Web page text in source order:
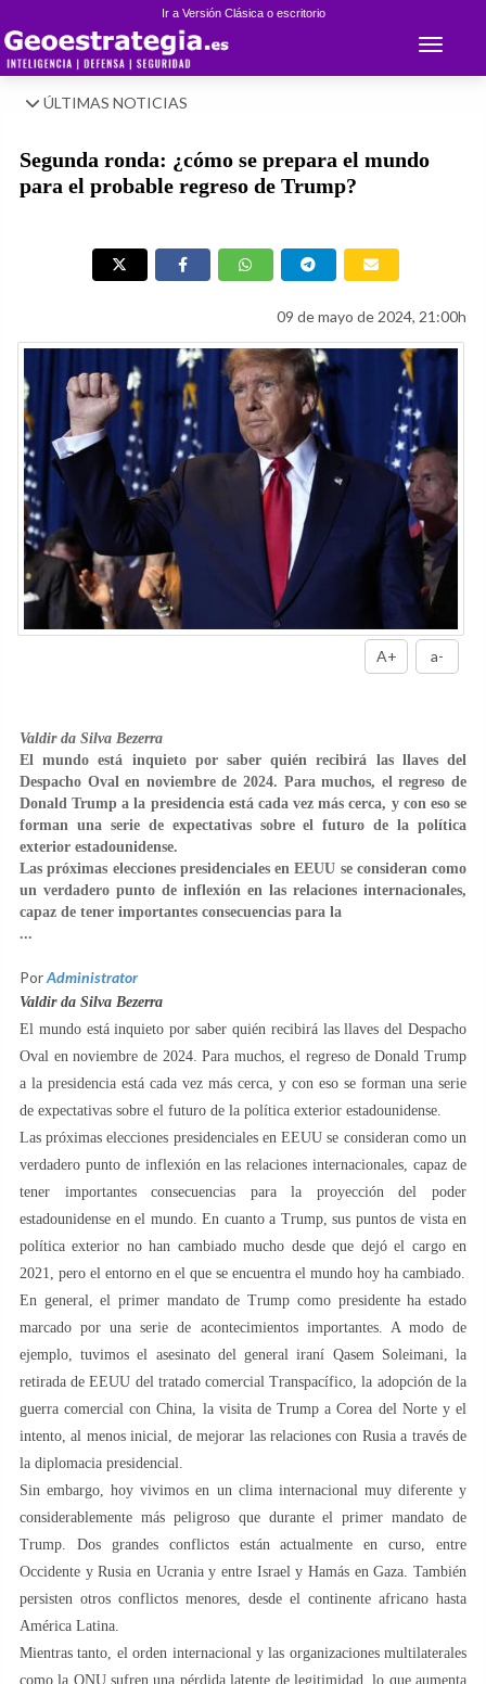
Ir a Versión Clásica o escritorio
Toggle
ÚLTIMAS NOTICIAS
Segunda ronda: ¿cómo se prepara el mundo
para el probable regreso de Trump?
09 de mayo de 2024, 21:00h
A+ a-
Valdir da Silva Bezerra
El mundo está inquieto por saber quién recibirá las llaves del
Despacho Oval en noviembre de 2024. Para muchos, el regreso de
Donald Trump a la presidencia está cada vez más cerca, y con eso se
forman una serie de expectativas sobre el futuro de la política
exterior estadounidense.
Las próximas elecciones presidenciales en EEUU se consideran como
un verdadero punto de inflexión en las relaciones internacionales,
capaz de tener importantes consecuencias para la
...
PorAdministrator
Valdir da Silva Bezerra
El mundo está inquieto por saber quién recibirá las llaves del Despacho
Oval en noviembre de 2024. Para muchos, el regreso de Donald Trump
a la presidencia está cada vez más cerca, y con eso se forman una serie
de expectativas sobre el futuro de la política exterior estadounidense.
Las próximas elecciones presidenciales en EEUU se consideran como un
verdadero punto de inflexión en las relaciones internacionales, capaz de
tener importantes consecuencias para la proyección del poder
estadounidense en el mundo. En cuanto a Trump, sus puntos de vista en
política exterior no han cambiado mucho desde que dejó el cargo en
2021, pero el entorno en el que se encuentra el mundo hoy ha cambiado.
En general, el primer mandato de Trump como presidente ha estado
marcado por una serie de acontecimientos importantes. A modo de
ejemplo, tuvimos el asesinato del general iraní Qasem Soleimani, la
retirada de EEUU del tratado comercial Transpacífico, la adopción de la
guerra comercial con China, la visita de Trump a Corea del Norte y el
intento, al menos inicial, de mejorar las relaciones con Rusia a través de
la diplomacia presidencial.
Sin embargo, hoy vivimos en un clima internacional muy diferente y
considerablemente más peligroso que durante el primer mandato de
Trump. Dos grandes conflictos están actualmente en curso, entre
Occidente y Rusia en Ucrania y entre Israel y Hamás en Gaza. También
persisten otros conflictos menores, desde el continente africano hasta
América Latina.
Mientras tanto, el orden internacional y las organizaciones multilaterales
como la ONU sufren una pérdida latente de legitimidad, lo que aumenta